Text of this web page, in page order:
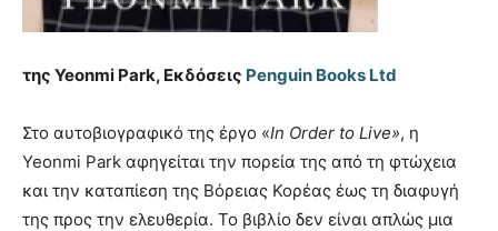
της Yeonmi Park, Εκδόσεις Penguin Books Ltd
Στο αυτοβιογραφικό της έργο «In Order to Live», η
Yeonmi Park αφηγείται την πορεία της από τη φτώχεια
και την καταπίεση της Βόρειας Κορέας έως τη διαφυγή
της προς την ελευθερία. Το βιβλίο δεν είναι απλώς μια